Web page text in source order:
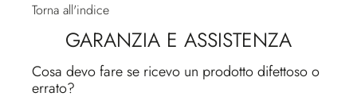
Torna all'indice
GARANZIA E ASSISTENZA
Cosa devo fare se ricevo un prodotto difettoso o
errato?